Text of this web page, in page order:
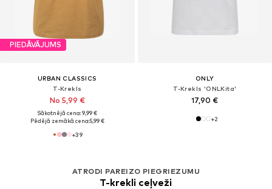
PIEDĀVĀJUMS
URBAN CLASSICS
T-Krekls
No 5,99 €
Sākotnējā cena: 9,99 €
Pēdējā zemākā cena:5,99 €
+39
ONLY
T-Krekls 'ONLKita'
17,90 €
+2
ATRODI PAREIZO PIEGRIEZUMU
T-krekli ceļveži